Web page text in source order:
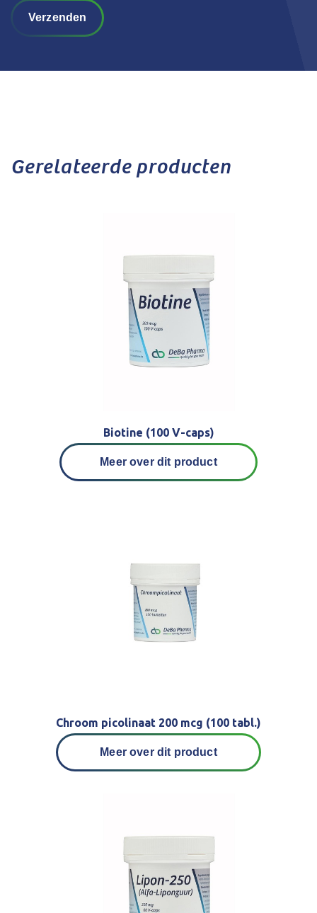
Verzenden
Gerelateerde producten
Biotine (100 V-caps)
Meer over dit product
Chroom picolinaat 200 mcg (100 tabl.)
Meer over dit product